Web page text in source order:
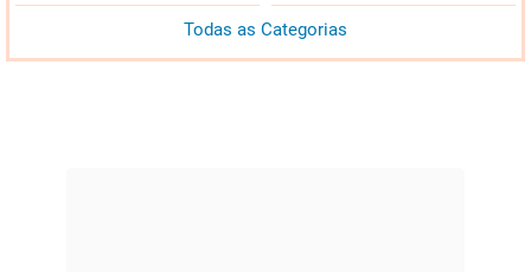
Todas as Categorias